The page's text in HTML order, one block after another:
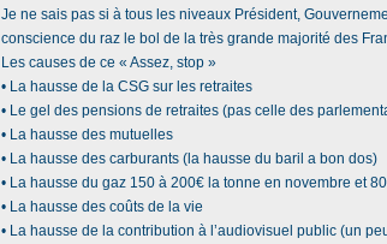
Je ne sais pas si à tous les niveaux Président,
conscience du raz le bol de la très grande majorité des
Les causes de ce « Assez, stop »
• La hausse de la CSG sur les retraites
• Le gel des pensions de retraites (pas celle des
• La hausse des mutuelles
• La hausse des carburants (la hausse du baril a bon dos)
• La hausse du gaz 150 à 200€ la tonne en novembre et
• La hausse des coûts de la vie
• La hausse de la contribution à l’audiovisuel public (un